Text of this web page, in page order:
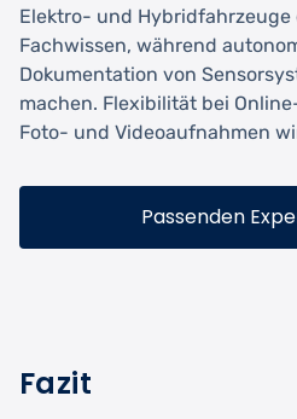
Elektro- und Hybridfahrzeuge
Fachwissen, während
Dokumentation von
machen. Flexibilität bei
Foto- und Videoaufnahmen
Passenden
Fazit